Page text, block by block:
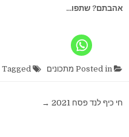
אהבתם? שתפו...
מתכונים
ניווט
חי כיף לנד פסח 2021 →